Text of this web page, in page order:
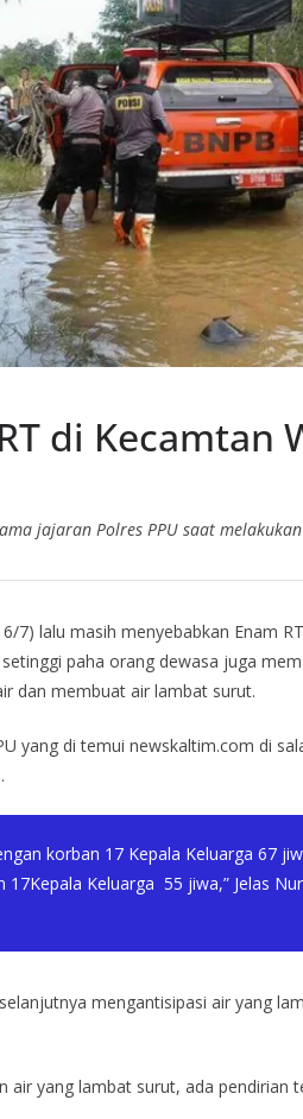
di Kecamtan
jajaran Polres PPU saat
7) lalu masih menyebabkan Enam
paha orang dewasa juga
dan membuat air lambat surut.
yang di temui newskaltim.com di
korban 17 Kepala Keluarga 67
Keluarga 55 jiwa,” Jelas
mengantisipasi air yang
air yang lambat surut, ada